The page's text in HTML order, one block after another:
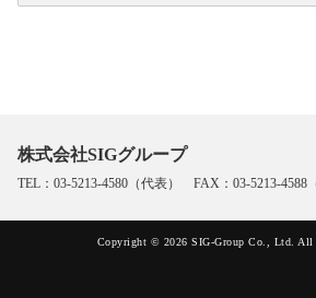
株式会社SIGグループ
TEL：03-5213-4580（代表） FAX：03-5213-4588
Copyright © 2026 SIG-Group Co., Ltd. All